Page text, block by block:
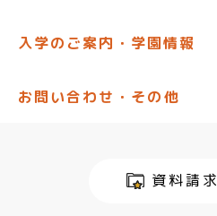
西宮甲英高等学院
入学のご案内・学園情報
中学生の方へ (進学)
各学園スケジュール
お問い合わせ・その他
入試説明会への参加申し込み
資料請求